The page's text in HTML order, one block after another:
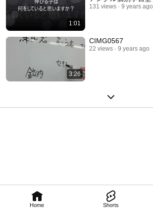
Home Shorts
1:01
131 views 9 years ago
3:26
CIMG0567
22 views 9 years ago